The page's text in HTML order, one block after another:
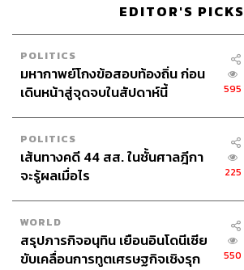
EDITOR'S PICKS
POLITICS
มหากาพย์โกงข้อสอบท้องถิ่น ก่อน
เดินหน้าสู่จุดจบในสัปดาห์นี้
595
POLITICS
เส้นทางคดี 44 สส. ในชั้นศาลฎีกา
จะรู้ผลเมื่อไร
225
WORLD
สรุปภารกิจอนุทิน เยือนอินโดนีเซีย
ขับเคลื่อนการทูตเศรษฐกิจเชิงรุก
550